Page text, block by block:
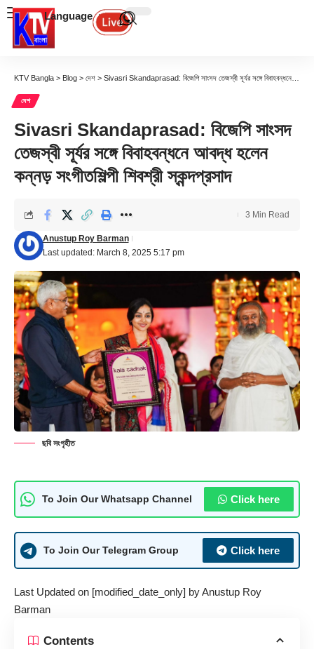
Language
KTV Bangla > Blog > দেশ > Sivasri Skandaprasad: বিজেপি সাংসদ তেজস্বী সূর্যর সঙ্গে বিবাহবন্ধনে আবদ্ধ হলেন কন্নড় সংগীতশিল্পী শিবশ্রী স্কন্দপ্রসাদ
দেশ
Sivasri Skandaprasad: বিজেপি সাংসদ
তেজস্বী সূর্যর সঙ্গে বিবাহবন্ধনে আবদ্ধ হলেন
কন্নড় সংগীতশিল্পী শিবশ্রী স্কন্দপ্রসাদ
Last updated: March 8, 2025 5:17 pm
Anustup Roy Barman
3 Min Read
ছবি সংগৃহীত
To Join Our Whatsapp Channel Click here
To Join Our Telegram Group Click here
Last Updated on [modified_date_only] byAnustup Roy
Barman
Contents